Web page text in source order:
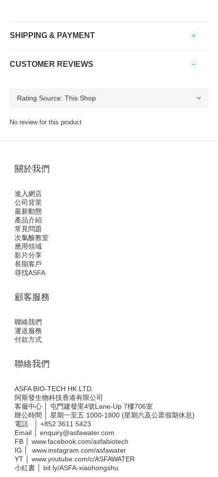
SHIPPING & PAYMENT
CUSTOMER REVIEWS
No review for this product
關於我們
進入網店
公司背景
最新動態
產品介紹
常見問題
次氯酸教室
應用領域
影片分享
長期客戶
尋找ASFA
顧客服務
聯絡我們
運送服務
付款方式
聯絡我們
ASFA BIO-TECH HK LTD.
阿斯發生物科技香港有限公司
客服中心 │ 屯門建發里4號Lane-Up 7樓706室
辦公時間 │ 星期一至五 1000-1800 (星期六及公眾假期休息)
電話 │ +852 3611 5423
Email │ enquiry@asfawater.com
FB │ www.facebook.com/asfabiotech
IG │ www.instagram.com/asfawater
YT │ www.youtube.com/c/ASFAWATER
小紅書 │ bit.ly/ASFA-xiaohongshu